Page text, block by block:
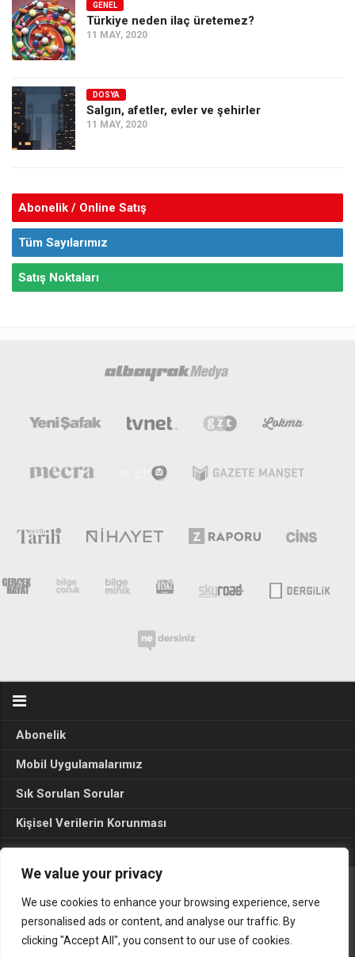
We value your privacy
We use cookies to enhance your browsing experience, serve
personalised ads or content, and analyse our traffic. By
clicking "Accept All", you consent to our use of cookies.
GENEL
Türkiye neden ilaç üretemez?
11 MAY, 2020
DOSYA
Salgın, afetler, evler ve şehirler
11 MAY, 2020
Abonelik / Online Satış
Tüm Sayılarımız
Satış Noktaları
Abonelik
Mobil Uygulamalarımız
Sık Sorulan Sorular
Kişisel Verilerin Korunması
Seçim Sonuçları 2024
Gerçek Hayat © 2015. Her hakkı sakldır.